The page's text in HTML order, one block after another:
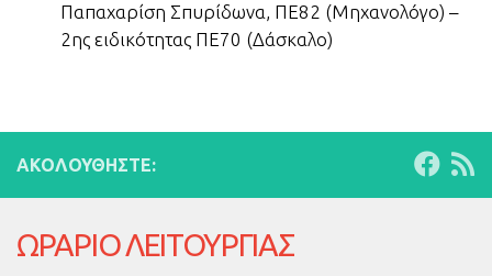
Παπαχαρίση Σπυρίδωνα, ΠΕ82 (Μηχανολόγο) –
2ης ειδικότητας ΠΕ70 (Δάσκαλο)
ΑΚΟΛΟΥΘΉΣΤΕ:
ΩΡΑΡΙΟ ΛΕΙΤΟΥΡΓΙΑΣ